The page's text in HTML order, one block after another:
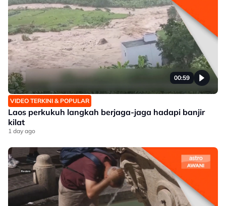
00:59
VIDEO TERKINI & POPULAR
Laos perkukuh langkah berjaga-jaga hadapi banjir
kilat
1 day ago